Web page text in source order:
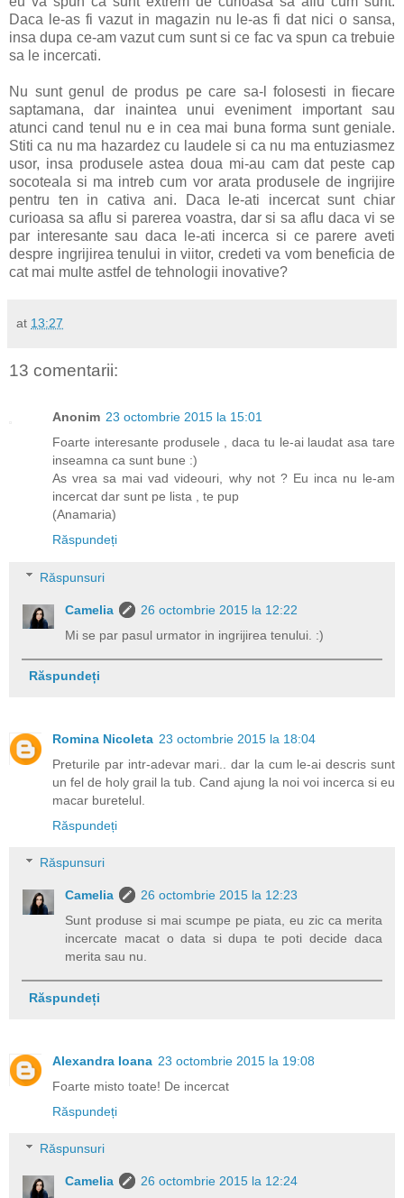
Daca le-as fi vazut in magazin nu le-as fi dat nici o sansa,
insa dupa ce-am vazut cum sunt si ce fac va spun ca trebuie
sa le incercati.
Nu sunt genul de produs pe care sa-l folosesti in fiecare
saptamana, dar inaintea unui eveniment important sau
atunci cand tenul nu e in cea mai buna forma sunt geniale.
Stiti ca nu ma hazardez cu laudele si ca nu ma entuziasmez
usor, insa produsele astea doua mi-au cam dat peste cap
socoteala si ma intreb cum vor arata produsele de ingrijire
pentru ten in cativa ani. Daca le-ati incercat sunt chiar
curioasa sa aflu si parerea voastra, dar si sa aflu daca vi se
par interesante sau daca le-ati incerca si ce parere aveti
despre ingrijirea tenului in viitor, credeti va vom beneficia de
cat mai multe astfel de tehnologii inovative?
at 13:27
13 comentarii:
Anonim 23 octombrie 2015 la 15:01
Foarte interesante produsele , daca tu le-ai laudat asa tare
inseamna ca sunt bune :)
As vrea sa mai vad videouri, why not ? Eu inca nu le-am
incercat dar sunt pe lista , te pup
(Anamaria)
Răspundeți
Răspunsuri
Camelia
26 octombrie 2015 la 12:22
Mi se par pasul urmator in ingrijirea tenului. :)
Răspundeți
Romina Nicoleta 23 octombrie 2015 la 18:04
Preturile par intr-adevar mari.. dar la cum le-ai descris sunt
un fel de holy grail la tub. Cand ajung la noi voi incerca si eu
macar buretelul.
Răspundeți
Răspunsuri
Camelia
26 octombrie 2015 la 12:23
Sunt produse si mai scumpe pe piata, eu zic ca merita
incercate macat o data si dupa te poti decide daca
merita sau nu.
Răspundeți
Alexandra Ioana 23 octombrie 2015 la 19:08
Foarte misto toate! De incercat
Răspundeți
Răspunsuri
Camelia
26 octombrie 2015 la 12:24